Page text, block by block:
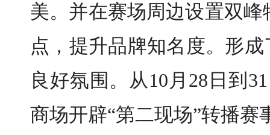
美。并在赛场周边设置双
点，提升品牌知名度。形
良好氛围。从10月28日到
商场开辟“第二现场”转播赛